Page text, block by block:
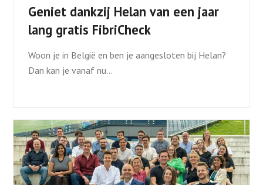
Geniet dankzij Helan van een jaar
lang gratis FibriCheck
Woon je in België en ben je aangesloten bij Helan?
Dan kan je vanaf nu…